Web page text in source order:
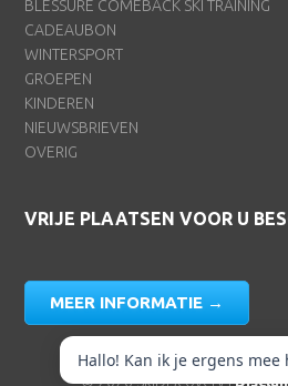
BLESSURE COMEBACK SKI TRAINING
CADEAUBON
WINTERSPORT
GROEPEN
KINDEREN
NIEUWSBRIEVEN
OVERIG
VRIJE PLAATSEN VOOR U
MEER INFORMATIE →
© 2026 SkiDiscovery |